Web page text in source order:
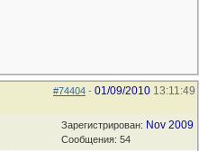
#74404 - 01/09/2010 13:11:49
Зарегистрирован: Nov 2009
Сообщения: 54